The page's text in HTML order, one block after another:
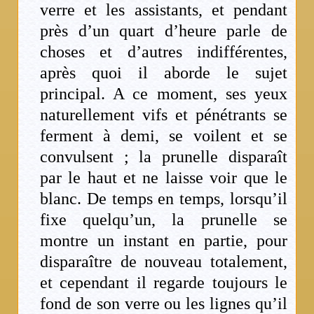
verre et les assistants, et pendant
près d’un quart d’heure parle de
choses et d’autres indifférentes,
après quoi il aborde le sujet
principal. A ce moment, ses yeux
naturellement vifs et pénétrants se
ferment à demi, se voilent et se
convulsent ; la prunelle disparaît
par le haut et ne laisse voir que le
blanc. De temps en temps, lorsqu’il
fixe quelqu’un, la prunelle se
montre un instant en partie, pour
disparaître de nouveau totalement,
et cependant il regarde toujours le
fond de son verre ou les lignes qu’il